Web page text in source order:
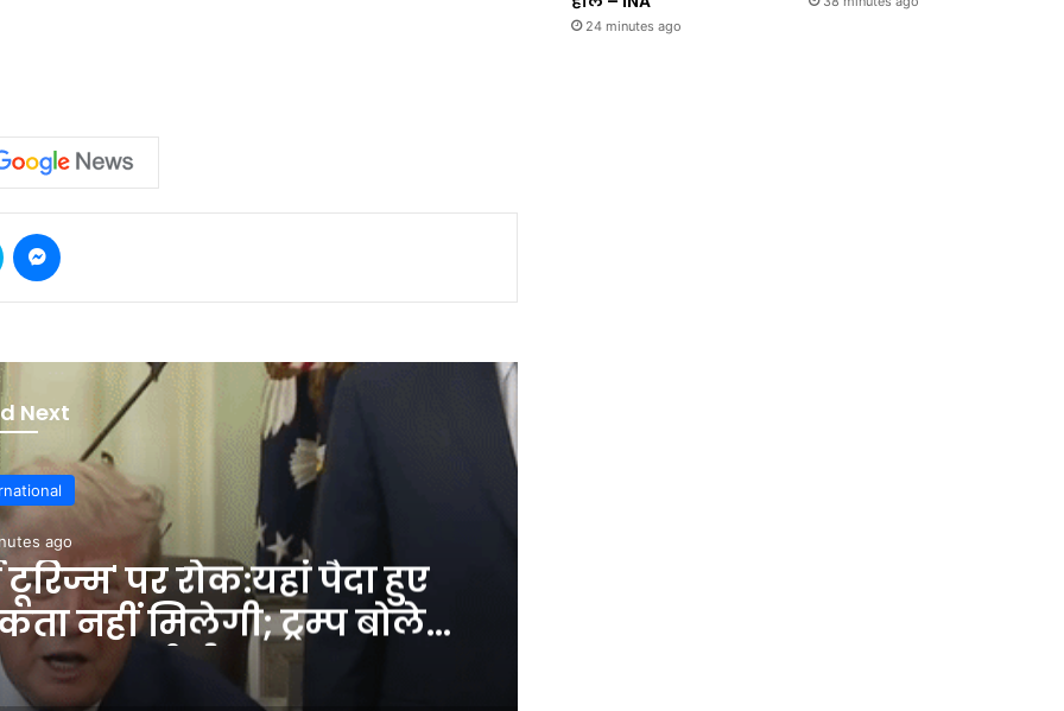
Next
ago
पर रोक:यहां पैदा हुए
नहीं मिलेगी; ट्रम्प बोले-
बन गई थी- INA NEWS
24 minutes ago